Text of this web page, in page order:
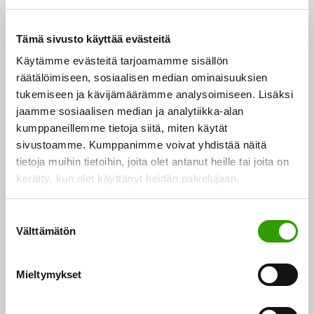
Tämä sivusto käyttää evästeitä
Käytämme evästeitä tarjoamamme sisällön
räätälöimiseen, sosiaalisen median ominaisuuksien
tukemiseen ja kävijämäärämme analysoimiseen. Lisäksi
jaamme sosiaalisen median ja analytiikka-alan
kumppaneillemme tietoja siitä, miten käytät
sivustoamme. Kumppanimme voivat yhdistää näitä
tietoja muihin tietoihin, joita olet antanut heille tai joita on
kerätty, kun olet käyttänyt heidän palvelujaan.
Välttämätön
Mieltymykset
18.12.2024
Ennakkotietojen mukaan biotalouden arvonlisäys oli
29,3 miljardia euroa vuonna 2023, ja laskua
edellisvuodesta oli kolme prosenttia käyvin…
21.11.2024
Hallitus jatkaa panostusta kestävään talouskasvuun
Hallitus antoi torstaina 21. marraskuuta eduskunnalle
täydentämisestä. Esitykseen sisältyvät muun muassa